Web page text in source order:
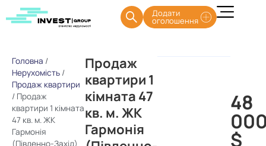
Додати
оголошення
Головна /
Нерухомість /
Продаж квартири
/ Продаж
квартири 1 кімната
47 кв. м. ЖК
Гармонія
(Південно-Захід)
Продаж
квартири 1
кімната 47
кв. м. ЖК
Гармонія
48
$